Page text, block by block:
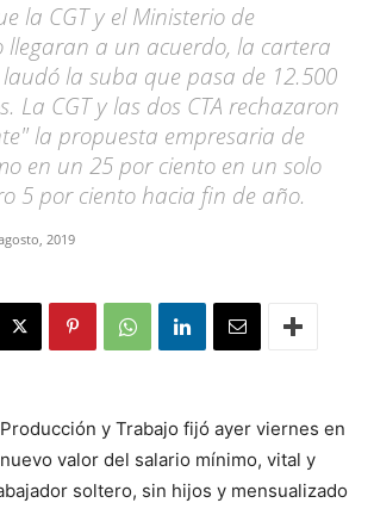
la CGT y el Ministerio de
llegaran a un acuerdo, la cartera
la suba que pasa de 12.500
La CGT y las dos CTA rechazaron
la propuesta empresaria de
en un 25 por ciento en un solo
5 por ciento hacia fin de año.
2019
y Trabajo fijó ayer viernes en
valor del salario mínimo, vital y
soltero, sin hijos y mensualizado